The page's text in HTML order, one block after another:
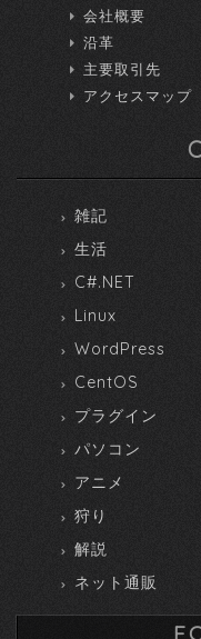
会社概要
沿革
主要取引先
アクセスマップ
雑記
生活
C#.NET
Linux
WordPress
CentOS
プラグイン
パソコン
アニメ
狩り
解説
ネット通販